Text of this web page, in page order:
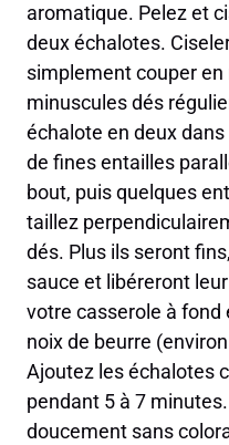
aromatique. Pelez et
deux échalotes.
simplement couper
minuscules dés
échalote en deux
de fines entailles
bout, puis quelques
taillez
dés. Plus ils seront
sauce et libéreront
votre casserole à fond
noix de beurre
Ajoutez les échalotes
pendant 5 à 7
doucement sans